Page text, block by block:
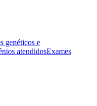
genéticos e
atendidosExames